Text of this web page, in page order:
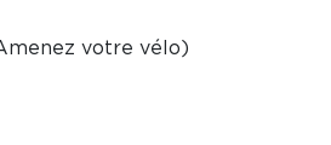
votre vélo)